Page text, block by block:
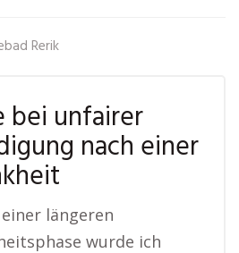
Rerik
bei unfairer
nach einer
einer längeren
wurde ich